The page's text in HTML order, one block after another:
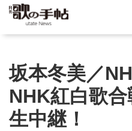
坂本冬美／
NHK紅白歌
生中継！